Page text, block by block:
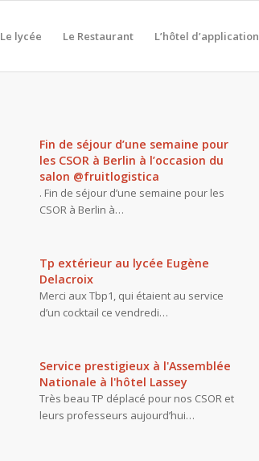
Le lycée Le Restaurant L’hôtel d’application
Fin de séjour d’une semaine pour
les CSOR à Berlin à l’occasion du
salon @fruitlogistica
. Fin de séjour d’une semaine pour les
CSOR à Berlin à…
Tp extérieur au lycée Eugène
Delacroix
Merci aux Tbp1, qui étaient au service
d’un cocktail ce vendredi…
Service prestigieux à l'Assemblée
Nationale à l'hôtel Lassey
Très beau TP déplacé pour nos CSOR et
leurs professeurs aujourd’hui…